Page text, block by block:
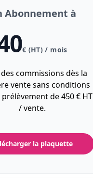
Abonnement à
€ (HT) / mois
des commissions dès la
vente sans conditions
de 450 € HT
/ vente.
la plaquette